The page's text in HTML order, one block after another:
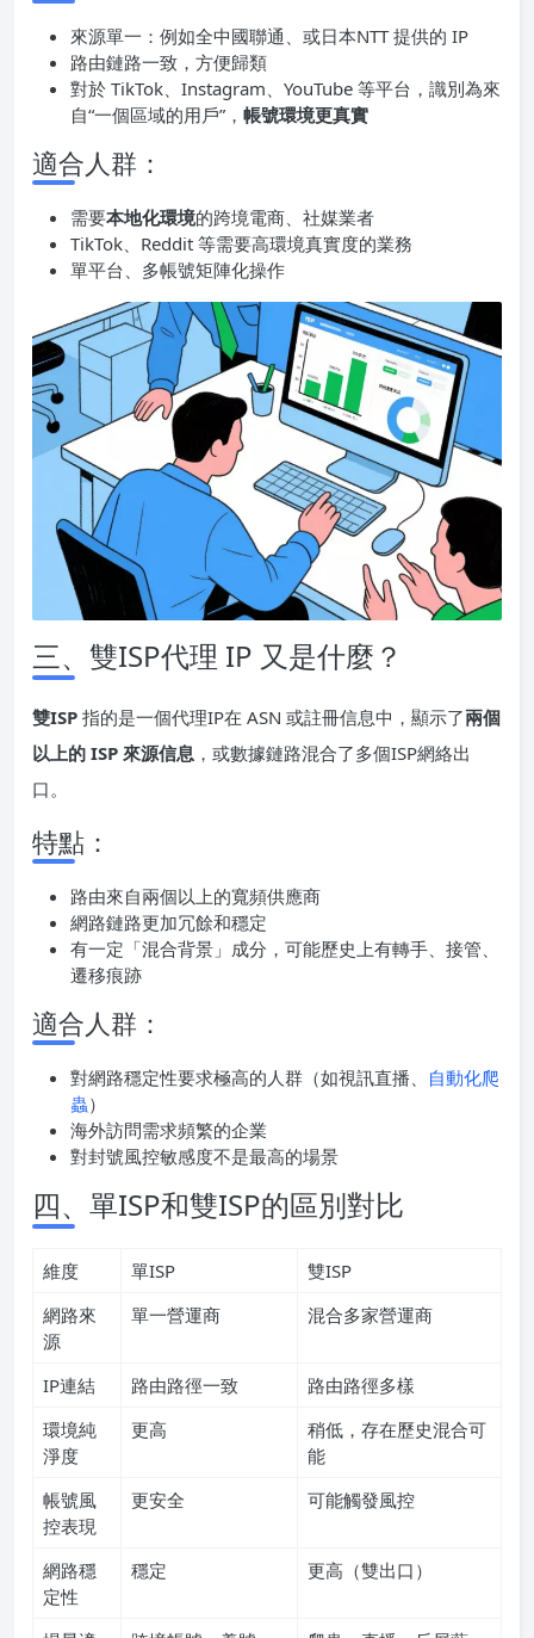
來源單一：例如全中國聯通、或日本NTT 提供的 IP
路由鏈路一致，方便歸類
對於 TikTok、Instagram、YouTube 等平台，識別為來
自“一個區域的用戶”， 帳號環境更真實
適合人群：
需要本地化環境的跨境電商、社媒業者
TikTok、Reddit 等需要高環境真實度的業務
單平台、多帳號矩陣化操作
三、雙ISP代理 IP 又是什麼？
雙ISP 指的是一個代理IP在 ASN 或註冊信息中，顯示了兩個
以上的 ISP 來源信息 ，或數據鏈路混合了多個ISP網絡出
口。
特點：
路由來自兩個以上的寬頻供應商
網路鏈路更加冗餘和穩定
有一定「混合背景」成分，可能歷史上有轉手、接管、
遷移痕跡
適合人群：
對網路穩定性要求極高的人群（如視訊直播、 自動化爬
蟲）
海外訪問需求頻繁的企業
對封號風控敏感度不是最高的場景
四、單ISP和雙ISP的區別對比
維度 單ISP
雙ISP
網路來
源
單一營運商 混合多家營運商
IP連結 路由路徑一致
路由路徑多樣
環境純
淨度
更高
稍低，存在歷史混合可
能
帳號風
控表現
更安全 可能觸發風控
網路穩
定性
穩定 更高（雙出口）